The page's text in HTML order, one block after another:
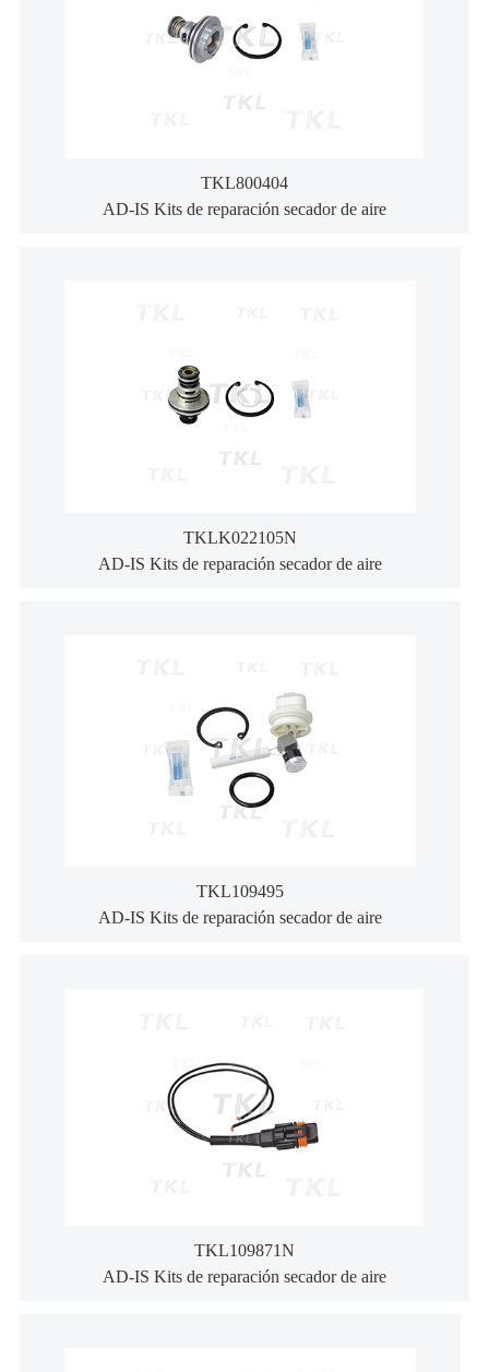
TKL800404
AD-IS Kits de reparación secador de aire
TKLK022105N
AD-IS Kits de reparación secador de aire
TKL109495
AD-IS Kits de reparación secador de aire
TKL109871N
AD-IS Kits de reparación secador de aire